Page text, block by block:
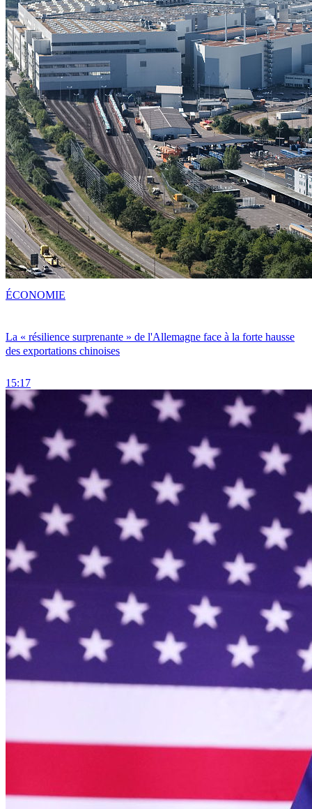
La « résilience surprenante » de l'Allemagne face à la forte hausse
des exportations chinoises
15:17
ÉCONOMIE